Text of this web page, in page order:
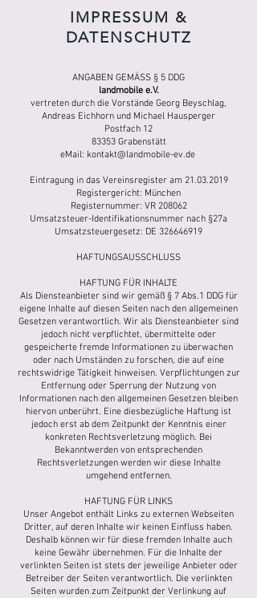
IMPRESSUM &
DATENSCHUTZ
ANGABEN GEMÄSS § 5 DDG
landmobile e.V.
vertreten durch die Vorstände Georg Beyschlag,
Andreas Eichhorn und Michael Hausperger
Postfach 12
83353 Grabenstätt
eMail: kontakt@landmobile-ev.de
Eintragung in das Vereinsregister am 21.03.2019
Registergericht: München
Registernummer: VR 208062
Umsatzsteuer-Identifikationsnummer nach §27a
Umsatzsteuergesetz: DE 326646919
HAFTUNGSAUSSCHLUSS
HAFTUNG FÜR INHALTE
Als Diensteanbieter sind wir gemäß § 7 Abs.1 DDG für
eigene Inhalte auf diesen Seiten nach den allgemeinen
Gesetzen verantwortlich. Wir als Diensteanbieter sind
jedoch nicht verpflichtet, übermittelte oder
gespeicherte fremde Informationen zu überwachen
oder nach Umständen zu forschen, die auf eine
rechtswidrige Tätigkeit hinweisen. Verpflichtungen zur
Entfernung oder Sperrung der Nutzung von
Informationen nach den allgemeinen Gesetzen bleiben
hiervon unberührt. Eine diesbezügliche Haftung ist
jedoch erst ab dem Zeitpunkt der Kenntnis einer
konkreten Rechtsverletzung möglich. Bei
Bekanntwerden von entsprechenden
Rechtsverletzungen werden wir diese Inhalte
umgehend entfernen.
HAFTUNG FÜR LINKS
Unser Angebot enthält Links zu externen Webseiten
Dritter, auf deren Inhalte wir keinen Einfluss haben.
Deshalb können wir für diese fremden Inhalte auch
keine Gewähr übernehmen. Für die Inhalte der
verlinkten Seiten ist stets der jeweilige Anbieter oder
Betreiber der Seiten verantwortlich. Die verlinkten
Seiten wurden zum Zeitpunkt der Verlinkung auf